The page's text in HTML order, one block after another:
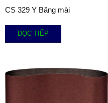
CS 329 Y Băng mài
ĐỌC TIẾP